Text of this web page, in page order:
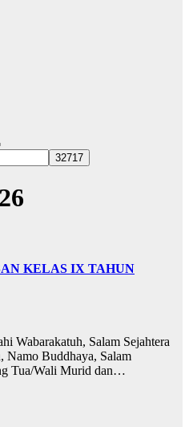
KELAS IX TAHUN
Wabarakatuh, Salam Sejahtera
Namo Buddhaya, Salam
Tua/Wali Murid dan…